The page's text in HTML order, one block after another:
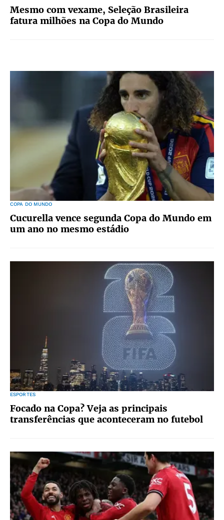
Mesmo com vexame, Seleção Brasileira
fatura milhões na Copa do Mundo
COPA DO MUNDO
Cucurella vence segunda Copa do Mundo em
um ano no mesmo estádio
ESPORTES
Focado na Copa? Veja as principais
transferências que aconteceram no futebol